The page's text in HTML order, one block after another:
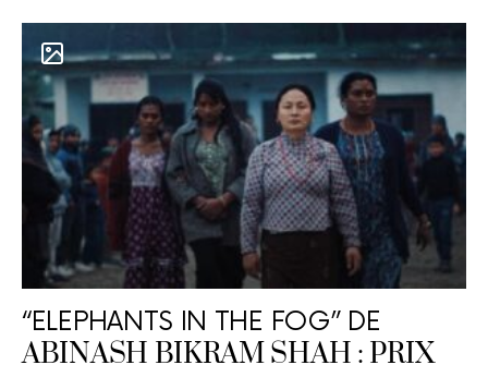
“ELEPHANTS IN THE FOG” DE
ABINASH BIKRAM SHAH : PRIX